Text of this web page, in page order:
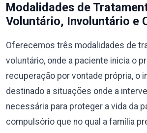
Modalidades de
Voluntário, Involuntário e
Oferecemos três modalidades de
voluntário, onde a paciente inicia o
recuperação por vontade própria, o
destinado a situações onde a
necessária para proteger a vida da
compulsório que no qual a família